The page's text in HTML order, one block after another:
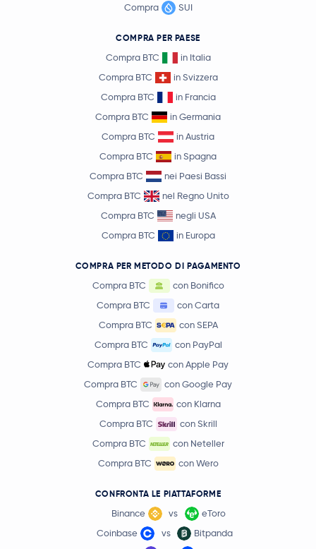
Compra
SUI
COMPRA PER PAESE
Compra BTC
in Italia
Compra BTC
in Svizzera
Compra BTC
in Francia
Compra BTC
in Germania
Compra BTC
in Austria
Compra BTC
in Spagna
Compra BTC
nei Paesi Bassi
Compra BTC
nel Regno Unito
Compra BTC
negli USA
Compra BTC
in Europa
COMPRA PER METODO DI PAGAMENTO
Compra BTC
con Bonifico
Compra BTC
con Carta
Compra BTC
con SEPA
Compra BTC
con PayPal
Compra BTC
con Apple Pay
Compra BTC
con Google Pay
Compra BTC
con Klarna
Compra BTC
con Skrill
Compra BTC
con Neteller
Compra BTC
con Wero
CONFRONTA LE PIATTAFORME
Binance vs
eToro
Coinbase
vs
Bitpanda